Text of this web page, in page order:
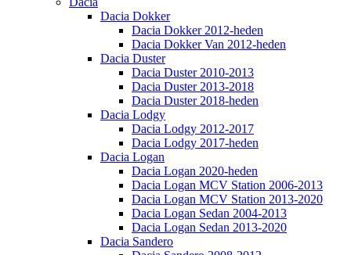
Dacia Dokker
Dacia Dokker 2012-heden
Dacia Dokker Van 2012-heden
Dacia Duster
Dacia Duster 2010-2013
Dacia Duster 2013-2018
Dacia Duster 2018-heden
Dacia Lodgy
Dacia Lodgy 2012-2017
Dacia Lodgy 2017-heden
Dacia Logan
Dacia Logan 2020-heden
Dacia Logan MCV Station 2006-2013
Dacia Logan MCV Station 2013-2020
Dacia Logan Sedan 2004-2013
Dacia Logan Sedan 2013-2020
Dacia Sandero